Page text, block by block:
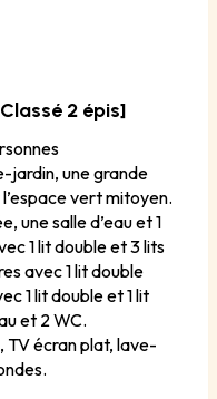
2 épis]
jardin, une grande
vert mitoyen.
une salle d’eau et 1
1 lit double et 3 lits
avec 1 lit double
1 lit double et 1 lit
et 2 WC.
TV écran plat, lave-